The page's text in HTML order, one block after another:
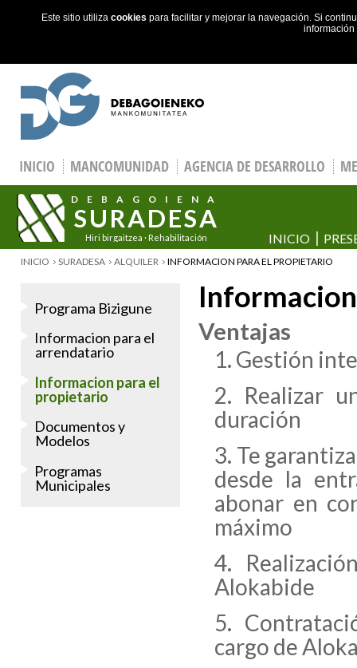
Este sitio utiliza cookies para facilitar y mejorar la navegación. Si
Skip to main content
INICIO MANCOMUNIDAD AGENCIA DE DESARROLLO
DEBAGOIENA
SURADESA
Hiri birgaitzea · Rehabilitación
INICIO
YOU ARE HERE
INICIO SURADESA ALQUILER INFORMACION PARA EL PROPIETARIO
Ventajas
Gestión
Realizar
duración
Te
desde la
abonar en
máximo
Alokabide
cargo de
Programa Bizigune
Informacion para el
arrendatario
Informacion para el
propietario
Documentos y
Modelos
Programas
Municipales